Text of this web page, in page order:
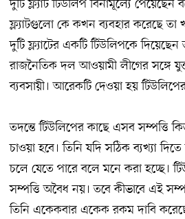
দুটি ফ্ল্যাট টিউলিপ বিনামূল্যে
ফ্ল্যাটগুলো কে কখন ব্যবহার করেছে তা
দুটি ফ্ল্যাটের একটি টিউলিপকে দিয়েছেন
রাজনৈতিক দল আওয়ামী লীগের সঙ্গে
ব্যবসায়ী। আরেকটি দেওয়া হয়
তদন্তে টিউলিপের কাছে এসব সম্পত্তি
চাওয়া হবে। তিনি যদি সঠিক ব্যখ্যা দিতে
চলে যেতে পারে বলে মনে করা হচ্ছে।
সম্পত্তি অবৈধ নয়। তবে কীভাবে এই
তিনি একেকবার একেক রকম দাবি